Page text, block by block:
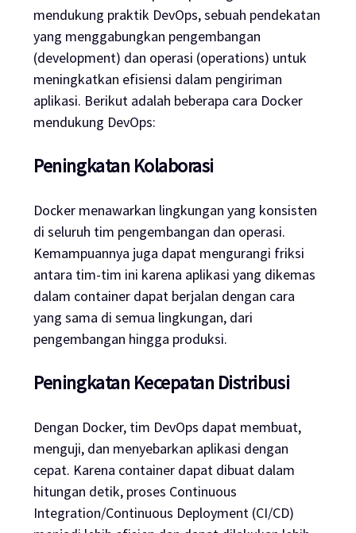
mendukung praktik DevOps, sebuah pendekatan
yang menggabungkan pengembangan
(development) dan operasi (operations) untuk
meningkatkan efisiensi dalam pengiriman
aplikasi. Berikut adalah beberapa cara Docker
mendukung DevOps:
Peningkatan Kolaborasi
Docker menawarkan lingkungan yang konsisten
di seluruh tim pengembangan dan operasi.
Kemampuannya juga dapat mengurangi friksi
antara tim-tim ini karena aplikasi yang dikemas
dalam container dapat berjalan dengan cara
yang sama di semua lingkungan, dari
pengembangan hingga produksi.
Peningkatan Kecepatan Distribusi
Dengan Docker, tim DevOps dapat membuat,
menguji, dan menyebarkan aplikasi dengan
cepat. Karena container dapat dibuat dalam
hitungan detik, proses Continuous
Integration/Continuous Deployment (CI/CD)